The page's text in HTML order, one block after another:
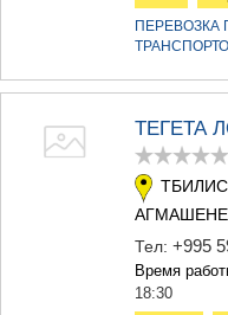
ТЕГЕТА
Тел: +995
Время
18:30